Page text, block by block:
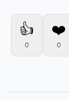
👍
0
❤️
0